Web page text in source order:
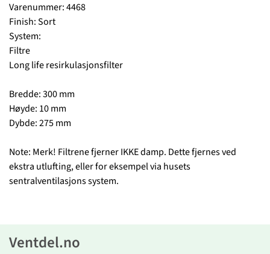
Varenummer: 4468
Finish: Sort
System:
Filtre
Long life resirkulasjonsfilter
Bredde: 300 mm
Høyde: 10 mm
Dybde: 275 mm
Note: Merk! Filtrene fjerner IKKE damp. Dette fjernes ved
ekstra utlufting, eller for eksempel via husets
sentralventilasjons system.
Ventdel.no